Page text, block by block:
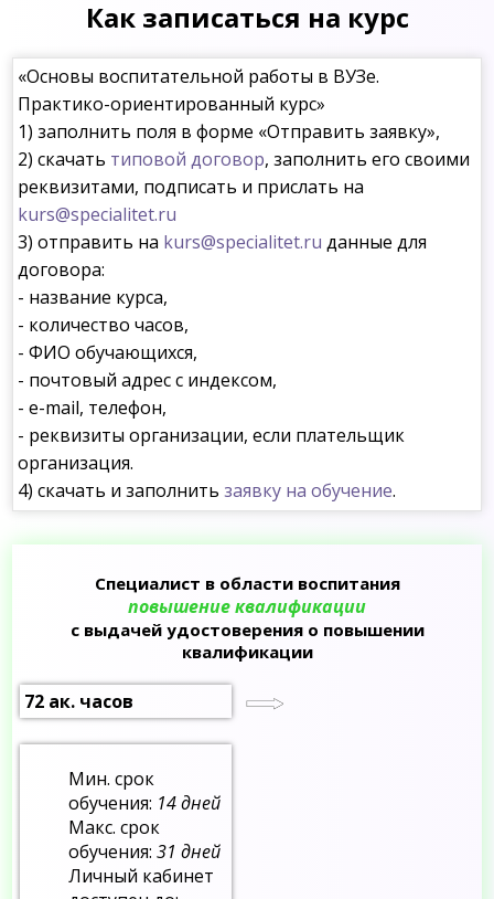
Как записаться на курс
«Основы воспитательной работы в ВУЗе.
Практико-ориентированный курс»
1) заполнить поля в форме «Отправить заявку»,
2) скачать типовой договор, заполнить его своими
реквизитами, подписать и прислать на
kurs@specialitet.ru
3) отправить на kurs@specialitet.ru данные для
договора:
- название курса,
- количество часов,
- ФИО обучающихся,
- почтовый адрес с индексом,
- e-mail, телефон,
- реквизиты организации, если плательщик
организация.
4) скачать и заполнитьзаявку на обучение.
Специалист в области воспитания
повышение квалификации
с выдачей удостоверения о повышении
квалификации
72 ак. часов
Мин. срок
обучения: 14 дней
Макс. срок
обучения:31 дней
Личный кабинет